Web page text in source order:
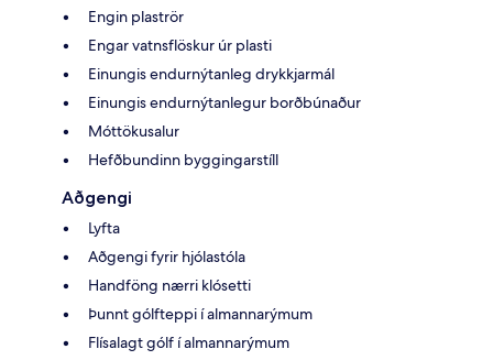
Engin plaströr
Engar vatnsflöskur úr plasti
Einungis endurnýtanleg drykkjarmál
Einungis endurnýtanlegur borðbúnaður
Móttökusalur
Hefðbundinn byggingarstíll
Aðgengi
Lyfta
Aðgengi fyrir hjólastóla
Handföng nærri klósetti
Þunnt gólfteppi í almannarýmum
Flísalagt gólf í almannarýmum